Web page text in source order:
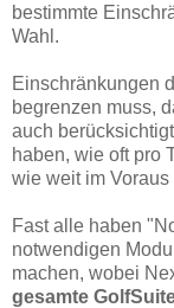
bestimmte
Wahl.
Einschränkungen
begrenzen muss,
auch
haben, wie oft pro
wie weit im
Fast alle haben
notwendigen
machen, wobei
gesamte